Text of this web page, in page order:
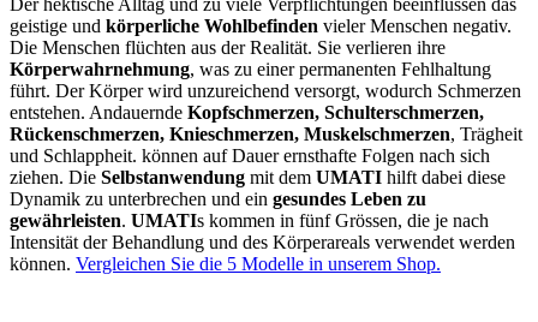
Der hektische Alltag und zu viele Verpflichtungen beeinflussen das
geistige und körperliche Wohlbefinden vieler Menschen negativ.
Die Menschen flüchten aus der Realität. Sie verlieren ihre
Körperwahrnehmung, was zu einer permanenten Fehlhaltung
führt. Der Körper wird unzureichend versorgt, wodurch Schmerzen
entstehen. Andauernde Kopfschmerzen, Schulterschmerzen,
Rückenschmerzen, Knieschmerzen, Muskelschmerzen, Trägheit
und Schlappheit. können auf Dauer ernsthafte Folgen nach sich
ziehen. Die Selbstanwendung mit dem UMATI hilft dabei diese
Dynamik zu unterbrechen und ein gesundes Leben zu
gewährleisten. UMATIs kommen in fünf Grössen, die je nach
Intensität der Behandlung und des Körperareals verwendet werden
können. Vergleichen Sie die 5 Modelle in unserem Shop.